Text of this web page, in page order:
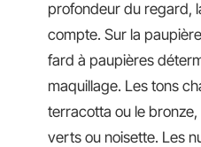
profondeur du regard,
compte. Sur la
fard à paupières
maquillage. Les tons
terracotta ou le
verts ou noisette. Les